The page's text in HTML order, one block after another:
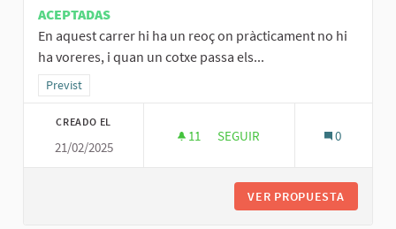
ACEPTADAS
En aquest carrer hi ha un reoç on pràcticament no hi
ha voreres, i quan un cotxe passa els...
Resultados al filtrar por la categoría: Previst
Previst
CREADO EL
21/02/2025
11 11 SEGUIDORAS
SEGUIR 0
VER PROPUESTA